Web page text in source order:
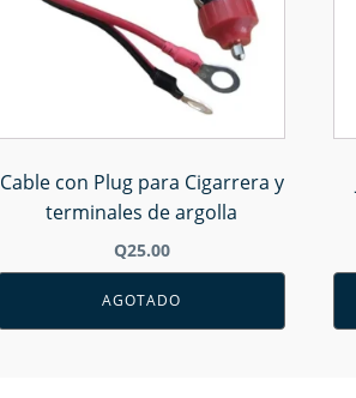
Cable con Plug para Cigarrera y
terminales de argolla
Q25.00
AGOTADO